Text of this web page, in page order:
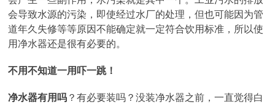
会导致水源的污染，即使经过水厂的处理，但也可能因为管
道年久失修等等原因不能确定就一定符合饮用标准，所以使
用净水器还是很有必要的。
不用不知道一用吓一跳！
净水器有用吗 ？有必要装吗？没装净水器之前，一直觉得白